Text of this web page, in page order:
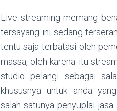
Live streaming memang
tersayang ini sedang
tentu saja terbatasi oleh
massa, oleh karena itu
studio pelangi sebagai
khususnya untuk anda
salah satunya penyuplai